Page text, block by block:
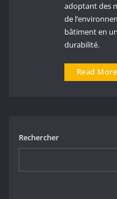
adoptant des
de
bâtiment en
durabilité.
Read More
Rechercher